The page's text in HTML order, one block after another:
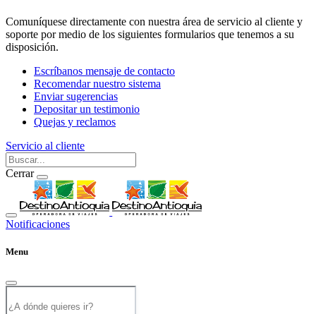
Comuníquese directamente con nuestra área de servicio al cliente y
soporte por medio de los siguientes formularios que tenemos a su
disposición.
Escríbanos mensaje de contacto
Recomendar nuestro sistema
Enviar sugerencias
Depositar un testimonio
Quejas y reclamos
Servicio al cliente
Cerrar
Notificaciones
Menu